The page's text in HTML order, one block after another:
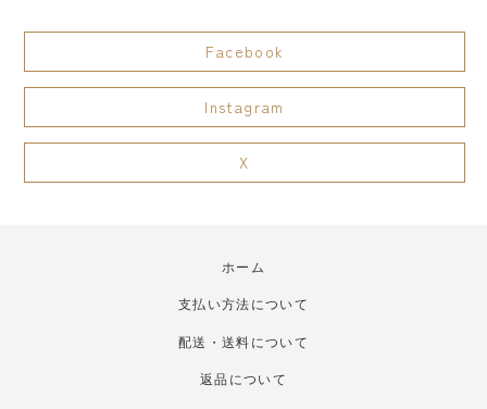
Facebook
Instagram
X
ホーム
支払い方法について
配送・送料について
返品について